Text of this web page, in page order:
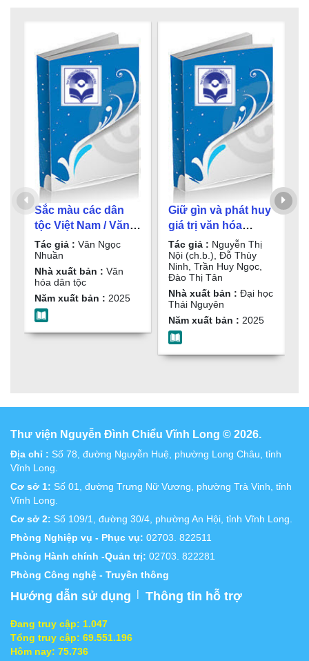
Sắc màu các dân
tộc Việt Nam / Văn
Ngọc Nhuần
Tác giả : Văn Ngọc
Nhuần
Nhà xuất bản : Văn
hóa dân tộc
Năm xuất bản : 2025
Giữ gìn và phát huy
giá trị văn hóa
truyền thống dân
tộc Tày vùng Đông
Bắc - Bắc Bộ : Sách
chuyên khảo /
Nguyễn Thị Nội
(ch.b.), Đỗ Thùy
Ninh, Trần Huy
Ngọc, Đào Thị Tân
Tác giả : Nguyễn Thị
Nội (ch.b.), Đỗ Thùy
Ninh, Trần Huy Ngọc,
Đào Thị Tân
Nhà xuất bản : Đại học
Thái Nguyên
Năm xuất bản : 2025
Thư viện Nguyễn Đình Chiểu Vĩnh Long © 2026.
Địa chỉ : Số 78, đường Nguyễn Huệ, phường Long Châu, tỉnh
Vĩnh Long.
Cơ sở 1: Số 01, đường Trưng Nữ Vương, phường Trà Vinh, tỉnh
Vĩnh Long.
Cơ sở 2: Số 109/1, đường 30/4, phường An Hội, tỉnh Vĩnh Long.
Phòng Nghiệp vụ - Phục vụ: 02703. 822511
Phòng Hành chính -Quản trị: 02703. 822281
Phòng Công nghệ - Truyền thông
Hướng dẫn sử dụng | Thông tin hỗ trợ
Đang truy cập: 1.047
Tổng truy cập: 69.551.196
Hôm nay: 75.736